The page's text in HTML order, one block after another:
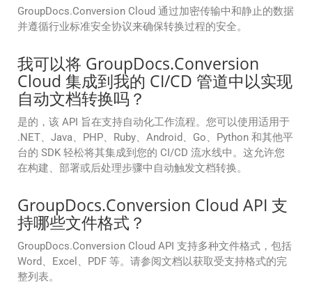
GroupDocs.Conversion Cloud 通过加密传输中和静止的数据
并遵循行业标准安全协议来确保转换过程的安全。
我可以将 GroupDocs.Conversion
Cloud 集成到我的 CI/CD 管道中以实现
自动文档转换吗？
是的，该 API 旨在支持自动化工作流程。您可以使用适用于
.NET、Java、PHP、Ruby、Android、Go、Python 和其他平
台的 SDK 轻松将其集成到您的 CI/CD 流水线中。这允许您
在构建、部署或后处理步骤中自动触发文档转换。
GroupDocs.Conversion Cloud API 支
持哪些文件格式？
GroupDocs.Conversion Cloud API 支持多种文件格式，包括
Word、Excel、PDF 等。请参阅文档以获取受支持格式的完
整列表。